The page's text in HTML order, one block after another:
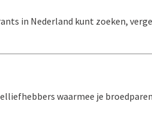
in Nederland kunt zoeken,
waarmee je